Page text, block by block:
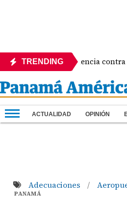
TRENDING
crisis de violencia contra la
ACTUALIDAD OPINIÓN
Adecuaciones /
PANAMÁ